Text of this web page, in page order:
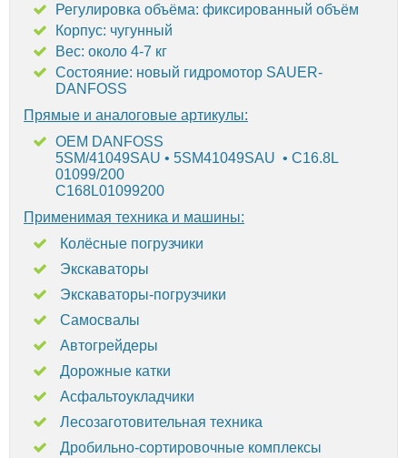
Регулировка объёма: фиксированный объём
Корпус: чугунный
Вес: около 4-7 кг
Состояние: новый гидромотор SAUER-
DANFOSS
Прямые и аналоговые артикулы:
OEM DANFOSS
5SM/41049SAU • 5SM41049SAU • C16.8L
01099/200
C168L01099200
Применимая техника и машины:
Колёсные погрузчики
Экскаваторы
Экскаваторы-погрузчики
Самосвалы
Автогрейдеры
Дорожные катки
Асфальтоукладчики
Лесозаготовительная техника
Дробильно-сортировочные комплексы